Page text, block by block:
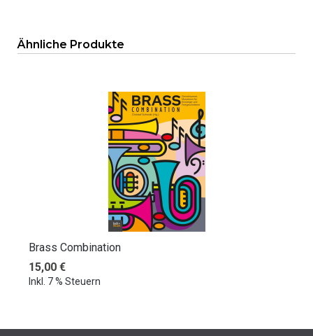
Produktgalerie überspringen
Ähnliche Produkte
Brass Combination
Regulärer Preis:
15,00 €
Inkl. 7 % Steuern